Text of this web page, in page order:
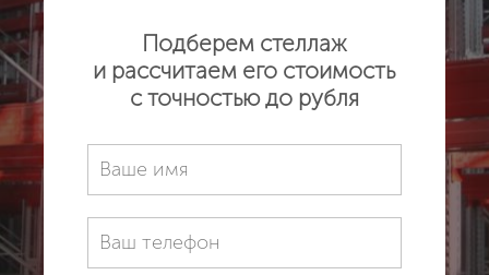
Подберем стеллаж
и рассчитаем его стоимость
с точностью до рубля